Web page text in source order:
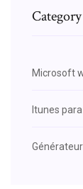
Category
Microsoft
Itunes